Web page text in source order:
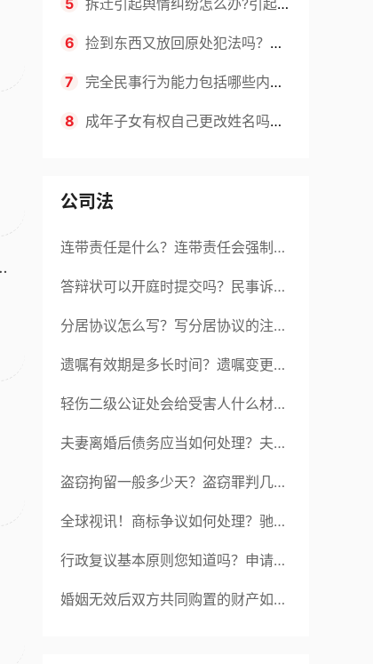
点
么？申请贷款的流程是什么？
5 拆迁引起舆情纠纷怎么办?引起征
地拆迁纠纷的原因有哪些?
6 捡到东西又放回原处犯法吗？捡
到东西又扔了需要赔偿吗？
7 完全民事行为能力包括哪些内
容？被鉴定人民事行为能力的评定的
8 成年子女有权自己更改姓名吗？
前热讯
公司法
连带责任是什么？连带责任会强制执
行吗？
答辩状可以开庭时提交吗？民事诉讼
答辩期限是多久？-当前短讯
分居协议怎么写？写分居协议的注意
事项有哪些？
遗嘱有效期是多长时间？遗嘱变更受
益人有效吗？|当前热讯
轻伤二级公证处会给受害人什么材
料？轻伤二级赔了钱还要坐牢吗？_
全球速读
夫妻离婚后债务应当如何处理？夫妻
离婚债务分割书面协议怎么写？
盗窃拘留一般多少天？盗窃罪判几
年？ 全球速读
全球视讯！商标争议如何处理？驰名
商标保护的期限是如何规定的？
行政复议基本原则您知道吗？申请行
政复议的期限是如何规定的？
婚姻无效后双方共同购置的财产如何